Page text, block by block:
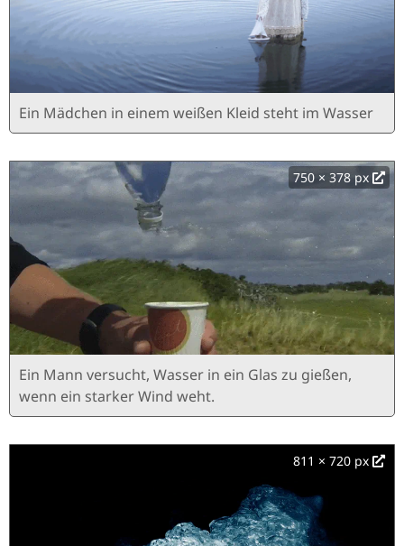
Ein Mädchen in einem weißen Kleid steht im Wasser
750 × 378 px
Ein Mann versucht, Wasser in ein Glas zu gießen,
wenn ein starker Wind weht.
811 × 720 px